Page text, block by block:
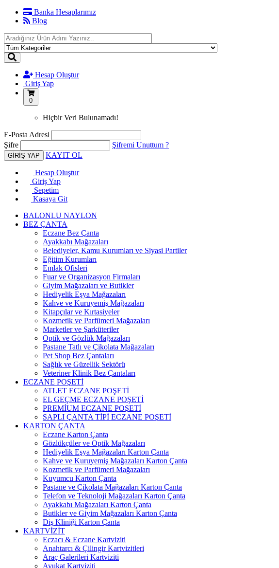
Banka Hesaplarımız
Blog
Hesap Oluştur
Giriş Yap
0
Hiçbir Veri Bulunamadı!
E-Posta Adresi
Şifre
Şifremi Unuttum ?
KAYIT OL
Hesap Oluştur
Giriş Yap
Sepetim
Kasaya Git
BALONLU NAYLON
BEZ ÇANTA
Eczane Bez Çanta
Ayakkabı Mağazaları
Belediyeler, Kamu Kurumları ve Siyasi Partiler
Eğitim Kurumları
Emlak Ofisleri
Fuar ve Organizasyon Firmaları
Giyim Mağazaları ve Butikler
Hediyelik Eşya Mağazaları
Kahve ve Kuruyemiş Mağazaları
Kitapçılar ve Kırtasiyeler
Kozmetik ve Parfümeri Mağazaları
Marketler ve Şarküteriler
Optik ve Gözlük Mağazaları
Pastane Tatlı ve Çikolata Mağazaları
Pet Shop Bez Çantaları
Sağlık ve Güzellik Sektörü
Veteriner Klinik Bez Çantaları
ECZANE POŞETİ
ATLET ECZANE POŞETİ
EL GEÇME ECZANE POŞETİ
PREMİUM ECZANE POŞETİ
SAPLI ÇANTA TİPİ ECZANE POŞETİ
KARTON ÇANTA
Eczane Karton Çanta
Gözlükçüler ve Optik Mağazaları
Hediyelik Eşya Mağazaları Karton Çanta
Kahve ve Kuruyemiş Mağazaları Karton Çanta
Kozmetik ve Parfümeri Mağazaları
Kuyumcu Karton Çanta
Pastane ve Çikolata Mağazaları Karton Çanta
Telefon ve Teknoloji Mağazaları Karton Çanta
Ayakkabı Mağazaları Karton Çanta
Butikler ve Giyim Mağazaları Karton Çanta
Diş Kliniği Karton Çanta
KARTVİZİT
Eczacı & Eczane Kartviziti
Anahtarcı & Çilingir Kartvizitleri
Araç Galerileri Kartviziti
Avukat Kartviziti